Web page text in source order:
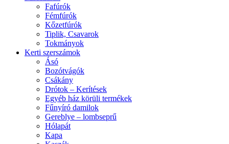
Fafúrók
Fémfúrók
Kőzetfúrók
Tiplik, Csavarok
Tokmányok
Kerti szerszámok
Ásó
Bozótvágók
Csákány
Drótok – Kerítések
Egyéb ház körüli termékek
Fűnyíró damilok
Gereblye – lombseprű
Hólapát
Kapa